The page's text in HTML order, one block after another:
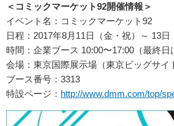
＜コミックマーケット92開催情報＞
イベント名：コミックマーケット92
日程：2017年8月11日（金・祝）～ 13日
時間：企業ブース 10:00〜17:00（最終日
会場：東京国際展示場（東京ビッグサイ
ブース番号：3313
特設ページ： http://www.dmm.com/top/